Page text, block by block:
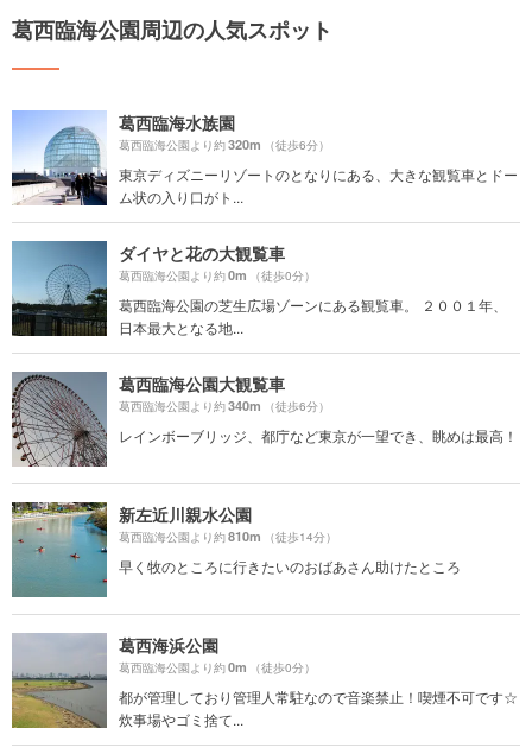
葛西臨海公園周辺の人気スポット
葛西臨海水族園
葛西臨海公園より約320m （徒歩6分）
東京ディズニーリゾートのとなりにある、大きな観覧車とドー
ム状の入り口がト...
ダイヤと花の大観覧車
葛西臨海公園より約0m （徒歩0分）
葛西臨海公園の芝生広場ゾーンにある観覧車。 ２００１年、
日本最大となる地...
葛西臨海公園大観覧車
葛西臨海公園より約340m （徒歩6分）
レインボーブリッジ、都庁など東京が一望でき、眺めは最高！
新左近川親水公園
葛西臨海公園より約810m （徒歩14分）
早く牧のところに行きたいのおばあさん助けたところ
葛西海浜公園
葛西臨海公園より約0m （徒歩0分）
都が管理しており管理人常駐なので音楽禁止！喫煙不可です☆
炊事場やゴミ捨て...